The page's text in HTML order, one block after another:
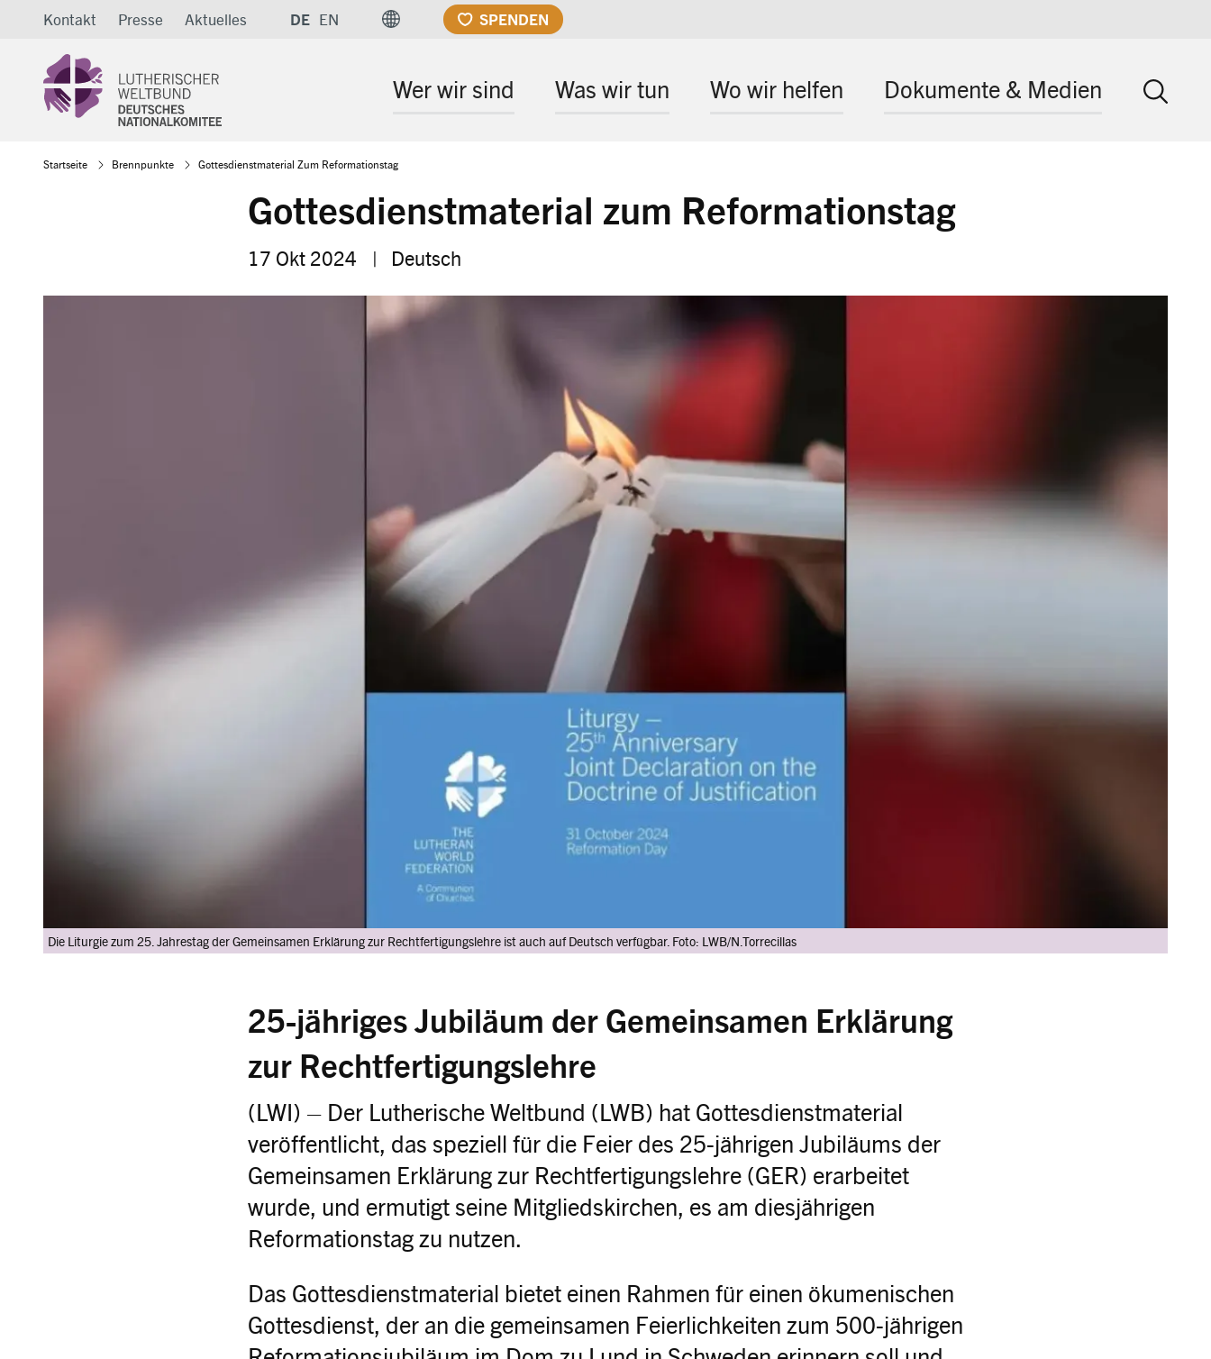
Direkt
Inhalt
Kontakt Presse Aktuelles DE EN SPENDEN
Wer wir sind Was wir tun Wo wir helfen Dokumente & Medien
Pfadnavigation
Startseite Brennpunkte Gottesdienstmaterial Zum Reformationstag
Gottesdienstmaterial zum Reformationstag
17 Okt 2024 | Deutsch
Die Liturgie zum 25. Jahrestag der Gemeinsamen Erklärung zur Rechtfertigungslehre ist auch auf Deutsch verfügbar. Foto: LWB/N.Torrecillas
25-jähriges Jubiläum der Gemeinsamen Erklärung
zur Rechtfertigungslehre
(LWI) – Der Lutherische Weltbund (LWB) hat Gottesdienstmaterial
veröffentlicht, das speziell für die Feier des 25-jährigen Jubiläums der
Gemeinsamen Erklärung zur Rechtfertigungslehre (GER) erarbeitet
wurde, und ermutigt seine Mitgliedskirchen, es am diesjährigen
Reformationstag zu nutzen.
Das Gottesdienstmaterial bietet einen Rahmen für einen ökumenischen
Gottesdienst, der an die gemeinsamen Feierlichkeiten zum 500-jährigen